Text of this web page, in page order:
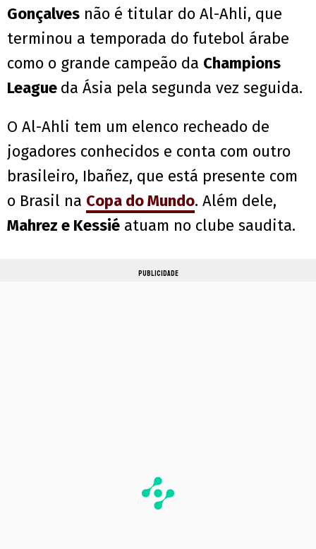
Gonçalves não é titular do Al-Ahli, que
terminou a temporada do futebol árabe
como o grande campeão da Champions
League da Ásia pela segunda vez seguida.
O Al-Ahli tem um elenco recheado de
jogadores conhecidos e conta com outro
brasileiro, Ibañez, que está presente com
o Brasil na Copa do Mundo. Além dele,
Mahrez e Kessié atuam no clube saudita.
PUBLICIDADE